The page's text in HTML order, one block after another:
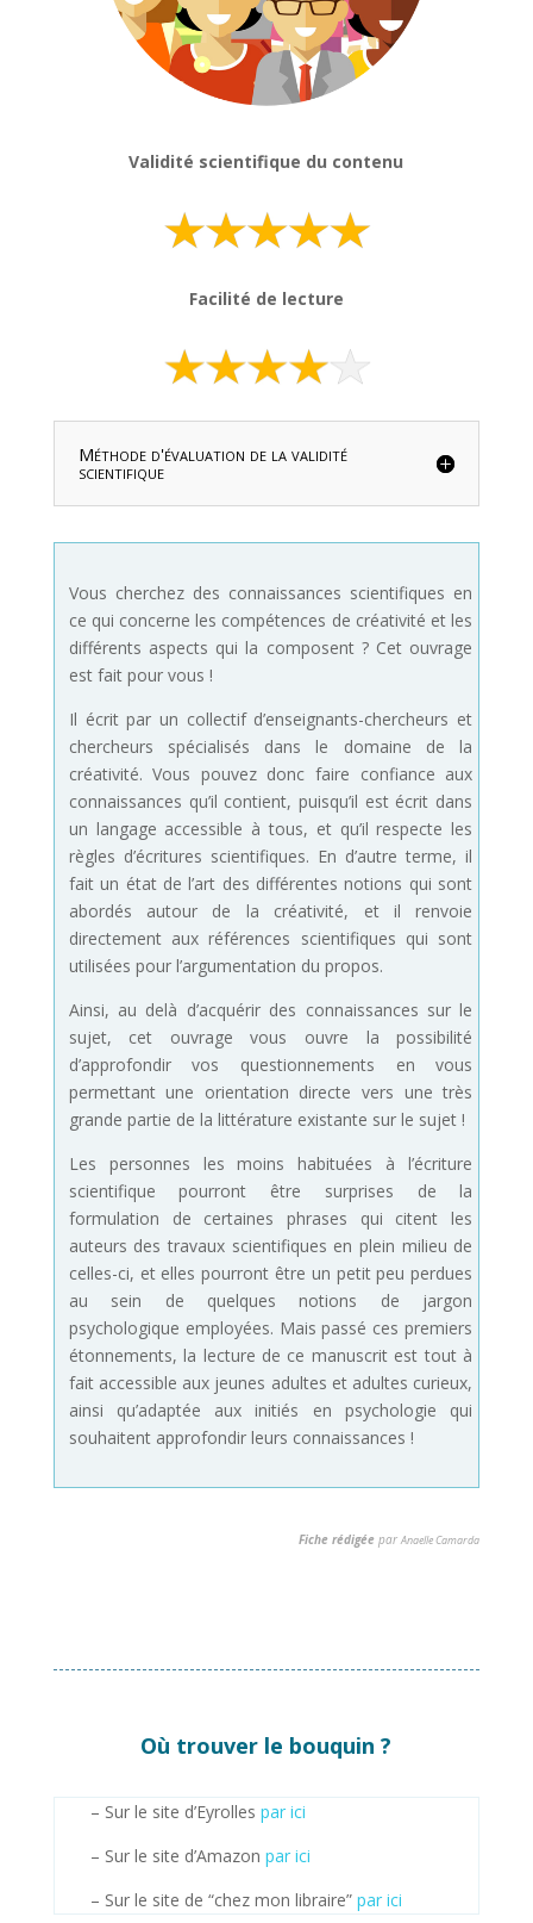
Validité scientifique du contenu
Facilité de lecture
Méthode d'évaluation de la validité
scientifique
Vous cherchez des connaissances scientifiques en
ce qui concerne les compétences de créativité et les
différents aspects qui la composent ? Cet ouvrage
est fait pour vous !
Il écrit par un collectif d’enseignants-chercheurs et
chercheurs spécialisés dans le domaine de la
créativité. Vous pouvez donc faire confiance aux
connaissances qu’il contient, puisqu’il est écrit dans
un langage accessible à tous, et qu’il respecte les
règles d’écritures scientifiques. En d’autre terme, il
fait un état de l’art des différentes notions qui sont
abordés autour de la créativité, et il renvoie
directement aux références scientifiques qui sont
utilisées pour l’argumentation du propos.
Ainsi, au delà d’acquérir des connaissances sur le
sujet, cet ouvrage vous ouvre la possibilité
d’approfondir vos questionnements en vous
permettant une orientation directe vers une très
grande partie de la littérature existante sur le sujet !
Les personnes les moins habituées à l’écriture
scientifique pourront être surprises de la
formulation de certaines phrases qui citent les
auteurs des travaux scientifiques en plein milieu de
celles-ci, et elles pourront être un petit peu perdues
au sein de quelques notions de jargon
psychologique employées. Mais passé ces premiers
étonnements, la lecture de ce manuscrit est tout à
fait accessible aux jeunes adultes et adultes curieux,
ainsi qu’adaptée aux initiés en psychologie qui
souhaitent approfondir leurs connaissances !
Fiche rédigée par Anaelle Camarda
Où trouver le bouquin ?
– Sur le site d’Eyrolles par ici
– Sur le site d’Amazon par ici
– Sur le site de “chez mon libraire” par ici